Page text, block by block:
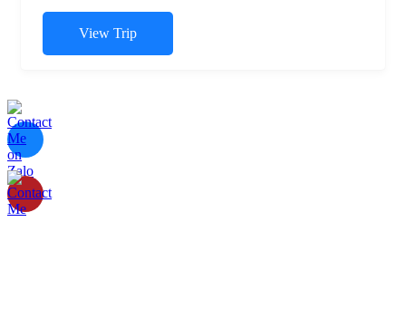
View Trip